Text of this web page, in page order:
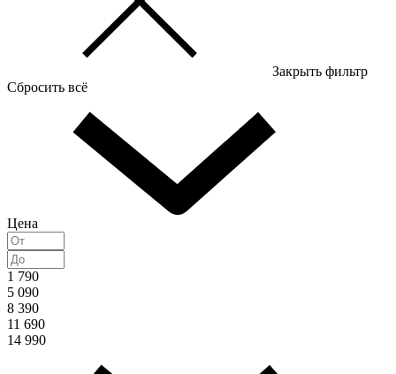
Закрыть фильтр
Сбросить всё
Цена
1 790
5 090
8 390
11 690
14 990